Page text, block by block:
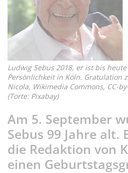
Ludwig Sebus 2018, er ist bis
Persönlichkeit in Köln. Gratulation
Nicola, Wikimedia Commons, CC-
(Torte: Pixabay)
Am 5. September
Sebus 99 Jahre alt.
die Redaktion von
einen